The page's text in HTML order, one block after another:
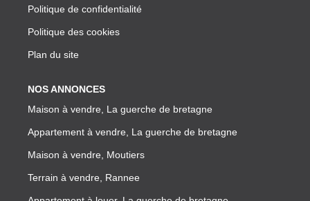
Politique de confidentialité
Politique des cookies
Plan du site
NOS ANNONCES
Maison à vendre, La guerche de bretagne
Appartement à vendre, La guerche de bretagne
Maison à vendre, Moutiers
Terrain à vendre, Rannee